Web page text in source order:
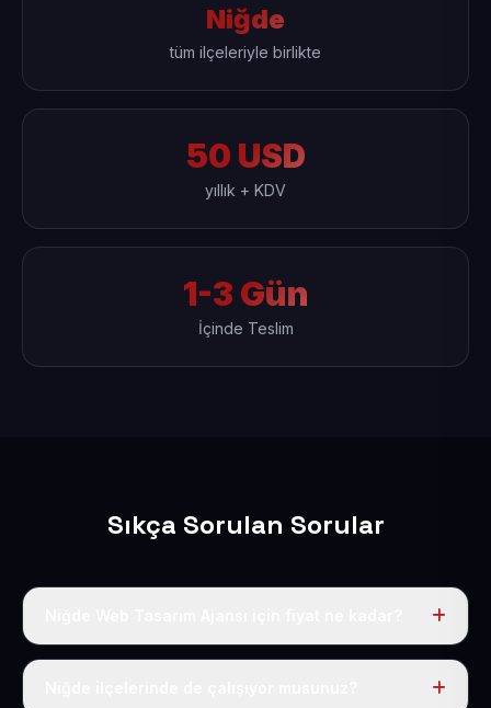
Niğde
tüm ilçeleriyle birlikte
50 USD
yıllık + KDV
1-3 Gün
İçinde Teslim
Sıkça Sorulan Sorular
Niğde dahil Türkiye’nin her yerinde geçerli yıllık tek